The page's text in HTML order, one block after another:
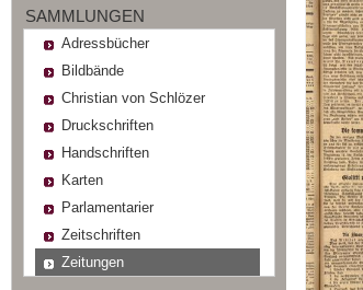
SAMMLUNGEN
Adressbücher
Bildbände
Christian von Schlözer
Druckschriften
Handschriften
Karten
Parlamentarier
Zeitschriften
Zeitungen